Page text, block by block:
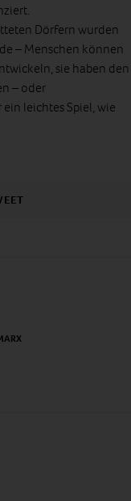
Dörfern wurden
– Menschen können
sie haben den
– oder
leichtes Spiel, wie